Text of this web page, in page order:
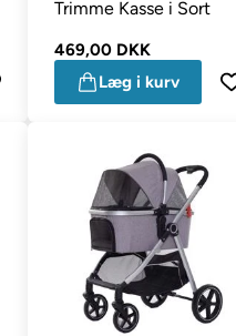
Trimme Kasse i Sort
469,00 DKK
Læg i kurv